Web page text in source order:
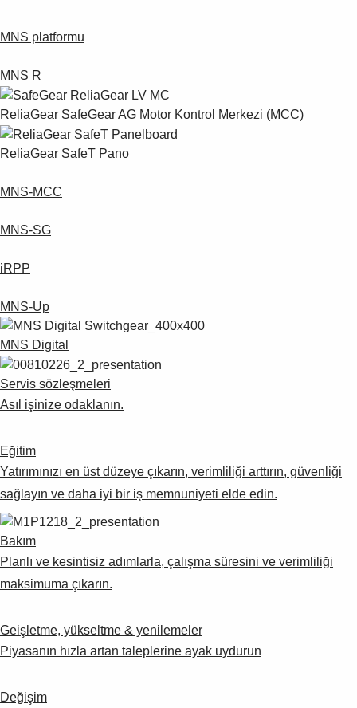
MNS platformu
MNS R
ReliaGear SafeGear AG Motor Kontrol Merkezi (MCC)
ReliaGear SafeT Pano
MNS-MCC
MNS-SG
iRPP
MNS-Up
MNS Digital
Servis sözleşmeleri
Asıl işinize odaklanın.
Eğitim
Yatırımınızı en üst düzeye çıkarın, verimliliği arttırın, güvenliği
sağlayın ve daha iyi bir iş memnuniyeti elde edin.
Bakım
Planlı ve kesintisiz adımlarla, çalışma süresini ve verimliliği
maksimuma çıkarın.
Geişletme, yükseltme & yenilemeler
Piyasanın hızla artan taleplerine ayak uydurun
Değişim